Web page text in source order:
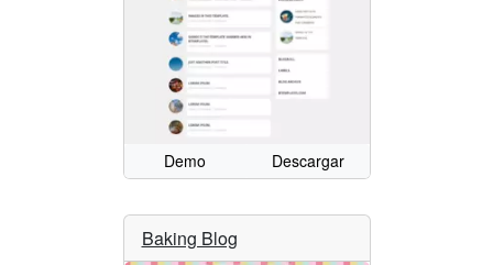
Demo Descargar
Baking Blog